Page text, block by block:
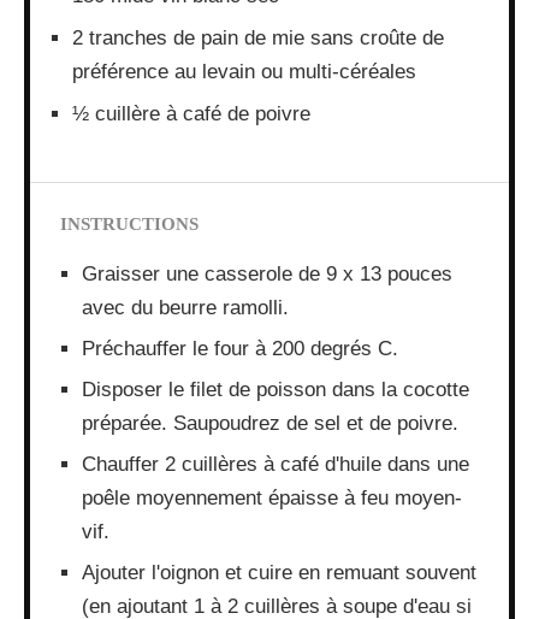
2 tranches de pain de mie sans croûte de
préférence au levain ou multi-céréales
½ cuillère à café de poivre
INSTRUCTIONS
Graisser une casserole de 9 x 13 pouces
avec du beurre ramolli.
Préchauffer le four à 200 degrés C.
Disposer le filet de poisson dans la cocotte
préparée. Saupoudrez de sel et de poivre.
Chauffer 2 cuillères à café d'huile dans une
poêle moyennement épaisse à feu moyen-
vif.
Ajouter l'oignon et cuire en remuant souvent
(en ajoutant 1 à 2 cuillères à soupe d'eau si